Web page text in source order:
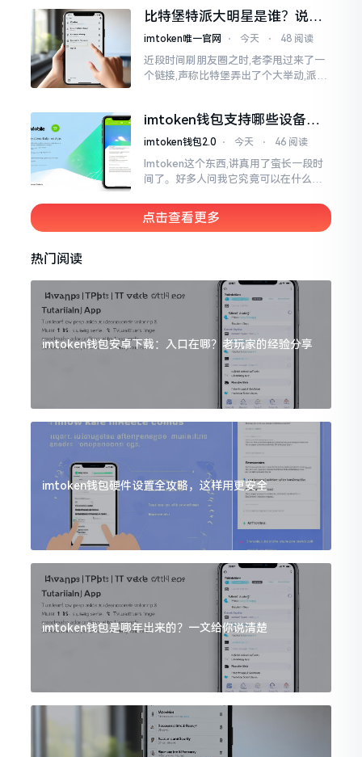
推移才逐渐明晰
比特堡特派大明星是谁？说实
话，我真没搞明白
imtoken唯一官网 ⋅ 今天 ⋅ 48 阅读
近段时间刷朋友圈之时,老李甩过来了一
个链接,声称比特堡弄出了个大举动,派遣
磅”、“首发”、“独家”
imtoken钱包支持哪些设备？
手机电脑都能用
imtoken钱包2.0 ⋅ 今天 ⋅ 46 阅读
Imtoken这个东西,讲真用了蛮长一段时
间了。好多人问我它究竟可以在什么设
机这一介面来说,iOS系统跟安卓系统都
给予支持
点击查看更多
热门阅读
imtoken钱包安卓下载：入口在哪？老玩家的经验分享
imtoken钱包硬件设置全攻略，这样用更安全
imtoken钱包是哪年出来的？一文给你说清楚